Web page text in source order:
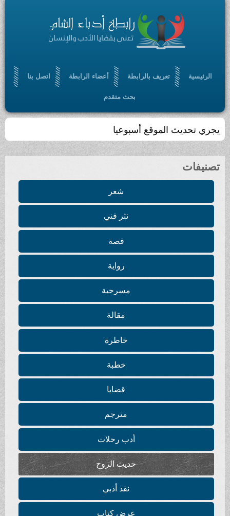
الرئيسية تعريف بالرابطة أعضاء الرابطة اتصل بنا
بحث متقدم
يجري تحديث الموقع أسبوعيا
تصنيفات
شعر
نثر فني
قصة
رواية
مسرحية
مقالة
خاطرة
خطبة
قضايا
مترجم
أدب رحلات
حديث الروح
نقد أدبي
عرض كتاب